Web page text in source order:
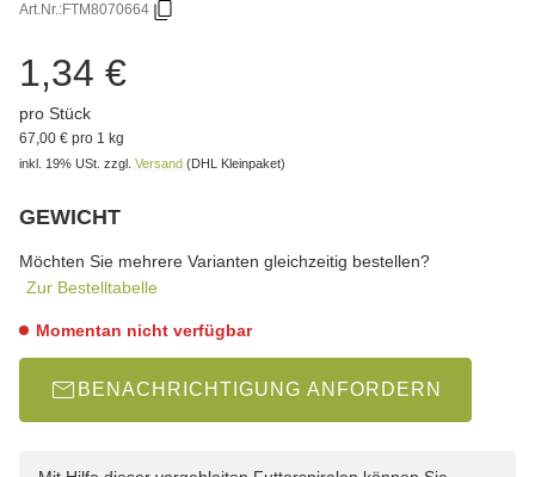
Art.Nr.:FTM8070664
1,34 €
pro Stück
67,00 € pro 1 kg
inkl. 19% USt. zzgl. Versand (DHL Kleinpaket)
GEWICHT
Möchten Sie mehrere Varianten gleichzeitig bestellen?
Zur Bestelltabelle
Momentan nicht verfügbar
BENACHRICHTIGUNG ANFORDERN